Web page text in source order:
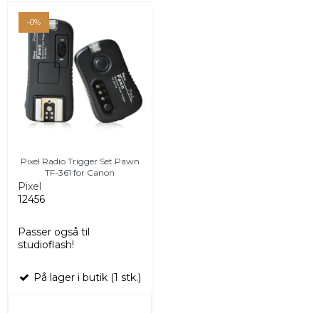
-0%
Pixel Radio Trigger Set Pawn
TF-361 for Canon
Pixel
12456
Passer også til
studioflash!
På lager i butik (1 stk.)